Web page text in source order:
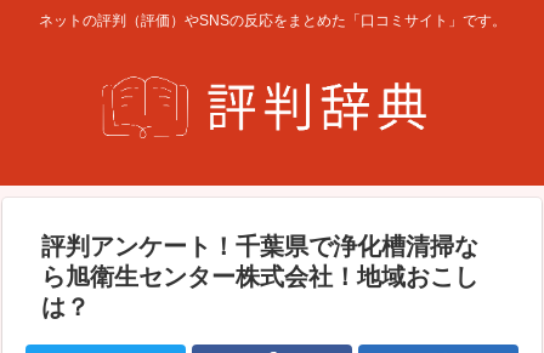
ネットの評判（評価）やSNSの反応をまとめた「口コミサイト」です。
評判アンケート！千葉県で浄化槽清掃な
ら旭衛生センター株式会社！地域おこし
は？